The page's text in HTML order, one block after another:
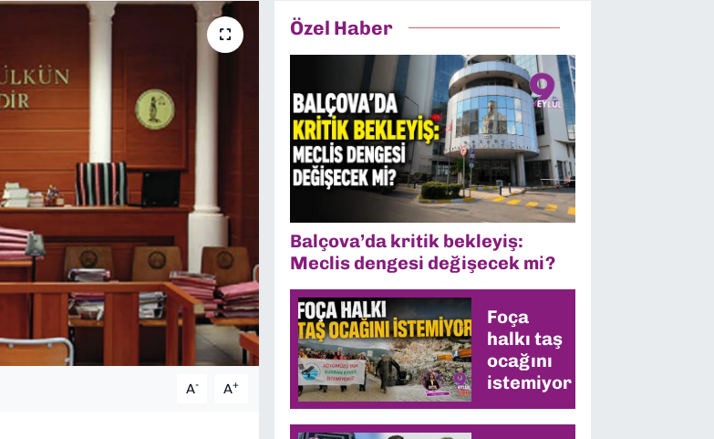
A- A+
Özel Haber
Balçova’da kritik bekleyiş:
Meclis dengesi değişecek mi?
Foça
halkı taş
ocağını
istemiyor